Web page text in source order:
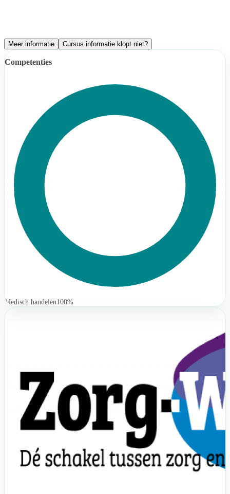
Meer informatie Cursus informatie klopt niet?
Competenties
Medisch handelen100%